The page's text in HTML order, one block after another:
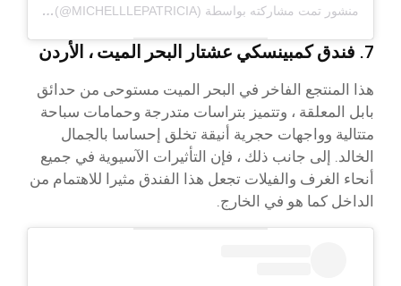
منشور تمت مشاركته بواسطة MICHELLE (@MICHELLLEPATRICIA)
7. فندق كمبينسكي عشتار البحر الميت ، الأردن
هذا المنتجع الفاخر في البحر الميت مستوحى من حدائق
بابل المعلقة ، وتتميز بتراسات متدرجة وحمامات سباحة
متتالية وواجهات حجرية أنيقة تخلق إحساسا بالجمال
الخالد. إلى جانب ذلك ، فإن التأثيرات الآسيوية في جميع
أنحاء الغرف والفيلات تجعل هذا الفندق مثيرا للاهتمام من
الداخل كما هو في الخارج.